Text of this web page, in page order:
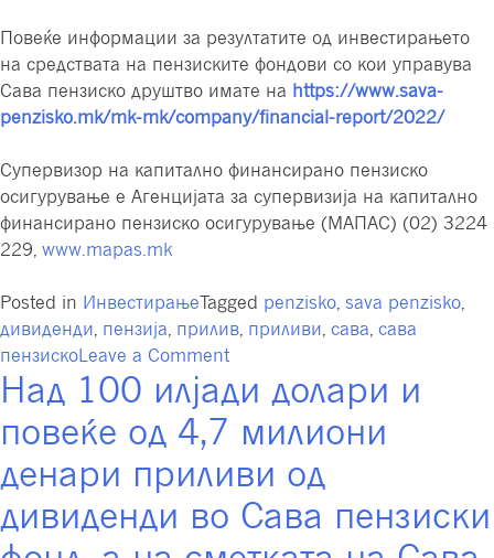
Повеќе информации за резултатите од инвестирањето
на средствата на пензиските фондови со кои управува
Сава пензиско друштво имате на https://www.sava-
penzisko.mk/mk-mk/company/financial-report/2022/
Супервизор на капитално финансирано пензиско
осигурување е Агенцијата за супервизија на капитално
финансирано пензиско осигурување (МАПАС) (02) 3224
229, www.mapas.mk
Posted in ИнвестирањеTagged penzisko, sava penzisko,
дивиденди, пензија, прилив, приливи, сава, сава
пензискоLeave a Commenton
Високи
приливи
од
во
пензиските
Над 100 илјади долари и
повеќе од 4,7 милиони
денари приливи од
дивиденди во Сава пензиски